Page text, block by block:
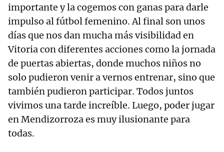
importante y la cogemos con ganas para darle
impulso al fútbol femenino. Al final son unos
días que nos dan mucha más visibilidad en
Vitoria con diferentes acciones como la jornada
de puertas abiertas, donde muchos niños no
solo pudieron venir a vernos entrenar, sino que
también pudieron participar. Todos juntos
vivimos una tarde increíble. Luego, poder jugar
en Mendizorroza es muy ilusionante para
todas.